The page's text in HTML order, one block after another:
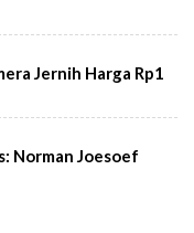
Jernih Harga Rp1
Norman Joesoef